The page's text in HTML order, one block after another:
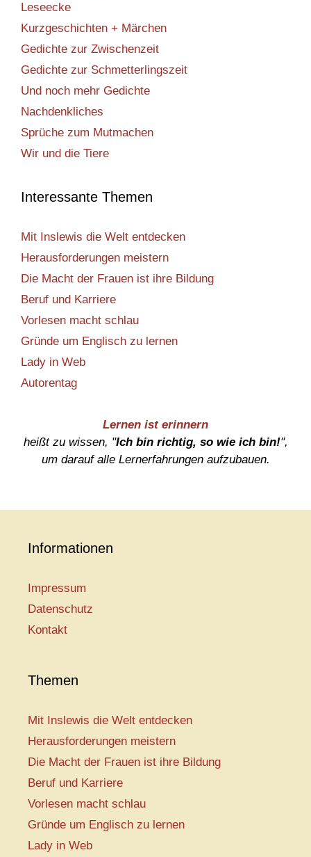
Leseecke
Kurzgeschichten + Märchen
Gedichte zur Zwischenzeit
Gedichte zur Schmetterlingszeit
Und noch mehr Gedichte
Nachdenkliches
Sprüche zum Mutmachen
Wir und die Tiere
Interessante Themen
Mit Inslewis die Welt entdecken
Herausforderungen meistern
Die Macht der Frauen ist ihre Bildung
Beruf und Karriere
Vorlesen macht schlau
Gründe um Englisch zu lernen
Lady in Web
Autorentag
Lernen ist erinnern
heißt zu wissen, "Ich bin richtig, so wie ich bin!",
um darauf alle Lernerfahrungen aufzubauen.
Informationen
Impressum
Datenschutz
Kontakt
Themen
Mit Inslewis die Welt entdecken
Herausforderungen meistern
Die Macht der Frauen ist ihre Bildung
Beruf und Karriere
Vorlesen macht schlau
Gründe um Englisch zu lernen
Lady in Web